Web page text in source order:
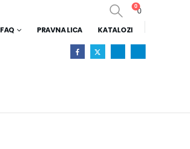
00
FAQ PRAVNA LICA KATALOZI